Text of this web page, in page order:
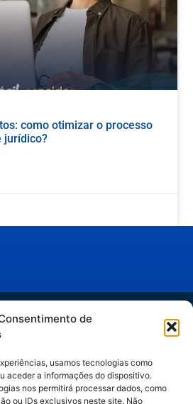
no Jurídico
por Manuella Gelli,
de
usamos tecnologias como
aceder a informações do dispositivo.
nos permitirá processar dados, como
ou IDs exclusivos neste site. Não
como otimizar o processo
jurídico?
- Completo